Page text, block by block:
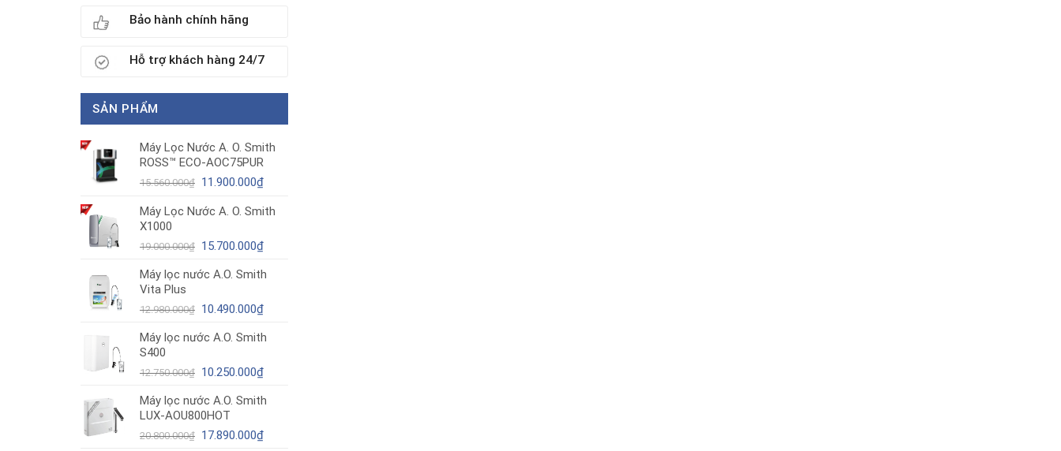
Bảo hành chính hãng
Hỗ trợ khách hàng 24/7
SẢN PHẨM
Máy Lọc Nước A. O. Smith
ROSS™ ECO-AOC75PUR
15.560.000₫ Giá
là:
11.900.000₫Giá
tại
11.900.000₫.
Máy Lọc Nước A. O. Smith
X1000
19.000.000₫ Giá
là:
15.700.000₫Giá
tại
15.700.000₫.
Máy lọc nước A.O. Smith
Vita Plus
12.980.000₫ Giá
là:
10.490.000₫Giá
tại
10.490.000₫.
Máy lọc nước A.O. Smith
S400
12.750.000₫ Giá
là:
12.750.000₫.
10.250.000₫Giá
tại
10.250.000₫.
Máy lọc nước A.O. Smith
LUX-AOU800HOT
20.800.000₫ Giá
17.890.000₫Giá